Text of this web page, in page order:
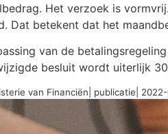
Het verzoek is
Dat betekent dat het
van de
besluit wordt uiterlijk
van Financiën| publicatie|